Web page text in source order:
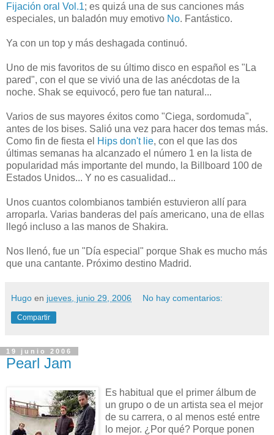
Fijación oral Vol.1; es quizá una de sus canciones más
especiales, un baladón muy emotivo No. Fantástico.
Ya con un top y más deshagada continuó.
Uno de mis favoritos de su último disco en español es "La
pared", con el que se vivió una de las anécdotas de la
noche. Shak se equivocó, pero fue tan natural...
Varios de sus mayores éxitos como "Ciega, sordomuda",
antes de los bises. Salió una vez para hacer dos temas más.
Como fin de fiesta el Hips don't lie, con el que las dos
últimas semanas ha alcanzado el número 1 en la lista de
popularidad más importante del mundo, la Billboard 100 de
Estados Unidos... Y no es casualidad...
Unos cuantos colombianos también estuvieron allí para
arroparla. Varias banderas del país americano, una de ellas
llegó incluso a las manos de Shakira.
Nos llenó, fue un "Día especial" porque Shak es mucho más
que una cantante. Próximo destino Madrid.
Hugo en jueves, junio 29, 2006 No hay comentarios:
Compartir
19 junio 2006
Pearl Jam
Es habitual que el primer álbum de
un grupo o de un artista sea el mejor
de su carrera, o al menos esté entre
lo mejor. ¿Por qué? Porque ponen